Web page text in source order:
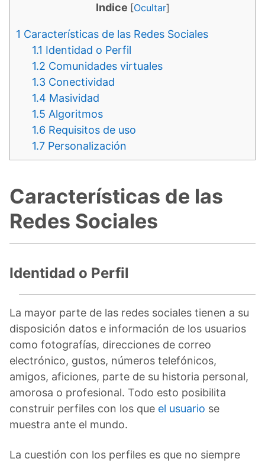
Indice [Ocultar]
1 Características de las Redes Sociales
1.1 Identidad o Perfil
1.2 Comunidades virtuales
1.3 Conectividad
1.4 Masividad
1.5 Algoritmos
1.6 Requisitos de uso
1.7 Personalización
Características de las
Redes Sociales
Identidad o Perfil
La mayor parte de las redes sociales tienen a su
disposición datos e información de los usuarios
como fotografías, direcciones de correo
electrónico, gustos, números telefónicos,
amigos, aficiones, parte de su historia personal,
amorosa o profesional. Todo esto posibilita
construir perfiles con los que el usuario se
muestra ante el mundo.
La cuestión con los perfiles es que no siempre